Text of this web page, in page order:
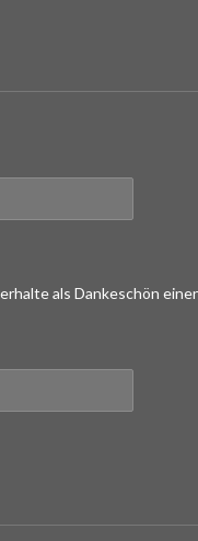
als Dankeschön